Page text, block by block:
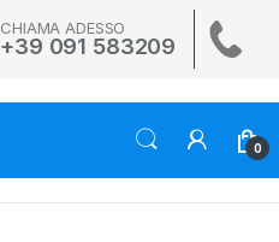
CHIAMA ADESSO
+39 091 583209
0